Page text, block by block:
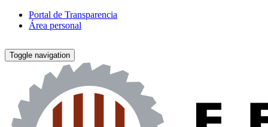
Portal de Transparencia
Área personal
Toggle navigation